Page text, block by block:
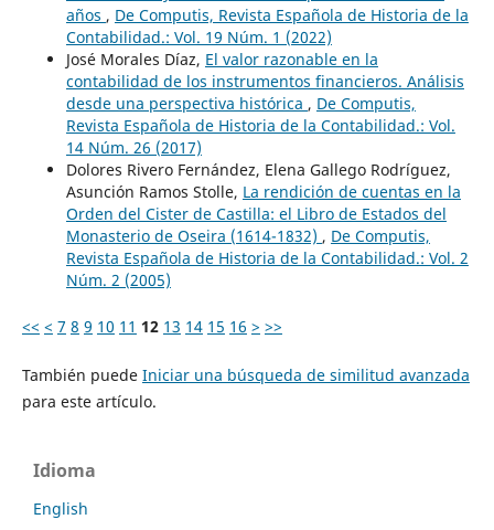
años , De Computis, Revista Española de Historia de la
Contabilidad.: Vol. 19 Núm. 1 (2022)
José Morales Díaz, El valor razonable en la
contabilidad de los instrumentos financieros. Análisis
desde una perspectiva histórica , De Computis,
Revista Española de Historia de la Contabilidad.: Vol.
14 Núm. 26 (2017)
Dolores Rivero Fernández, Elena Gallego Rodríguez,
Asunción Ramos Stolle, La rendición de cuentas en la
Orden del Cister de Castilla: el Libro de Estados del
Monasterio de Oseira (1614-1832) , De Computis,
Revista Española de Historia de la Contabilidad.: Vol. 2
Núm. 2 (2005)
<< < 7 8 9 10 11 12 13 14 15 16 > >>
También puede Iniciar una búsqueda de similitud avanzada
para este artículo.
Idioma
English